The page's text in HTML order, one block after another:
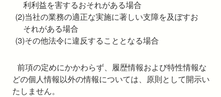
利利益を害するおそれがある場合
(2)当社の業務の適正な実施に著しい支障を及ぼすお
それがある場合
(3)その他法令に違反することとなる場合
前項の定めにかかわらず、履歴情報および特性情報な
どの個人情報以外の情報については、原則として開示い
たしません。